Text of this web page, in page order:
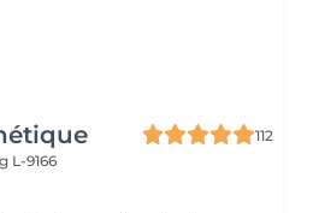
112
L-9166